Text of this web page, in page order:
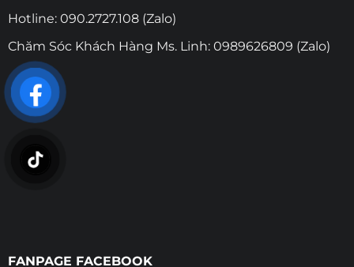
Hotline: 090.2727.108 (Zalo)
Chăm Sóc Khách Hàng Ms. Linh: 0989626809 (Zalo)
FANPAGE FACEBOOK